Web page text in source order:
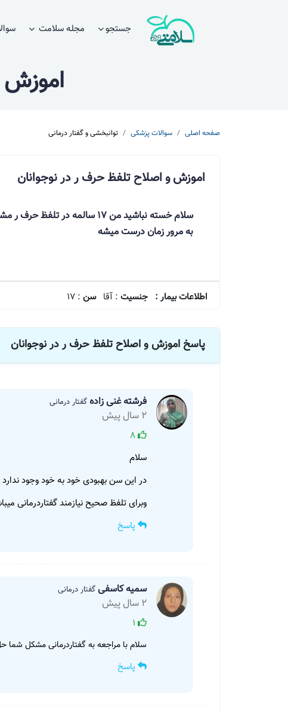
جستجو مجله سلامت
اموزش
صفحه اصلی سوالات پزشکی توانبخشی و گفتار درمانی
اموزش و اصلاح تلفظ حرف ر در نوجوانان
سلام خسته نباشید من 17 سالمه
به مرور زمان درست میشه
اطلاعات بیمار : جنسیت : آقا سن : 17
پاسخ اموزش و اصلاح تلفظ حرف ر در نوجوانان
فرشته غنی زاده گفتار درمانی
2 سال پیش
8
سلام
در این سن بهبودی خود به خود وجود ندارد
وبرای تلفظ صحیح نیازمند گفتاردرمانی
پاسخ
سمیه کاسفی گفتار درمانی
2 سال پیش
1
سلام با مراجعه به گفتاردرمانی مشکل
پاسخ